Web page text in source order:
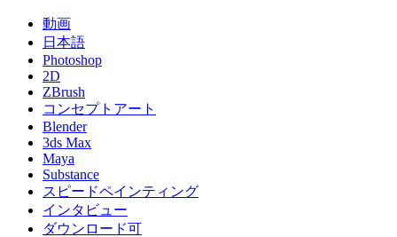
動画
日本語
Photoshop
2D
ZBrush
コンセプトアート
Blender
3ds Max
Maya
Substance
スピードペインティング
インタビュー
ダウンロード可